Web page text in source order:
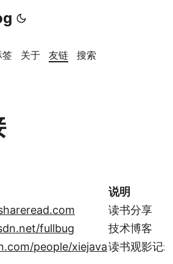
签 关于 友链 搜索
说明
读书分享
fullbug
技术博客
people/xiejava读书观影记